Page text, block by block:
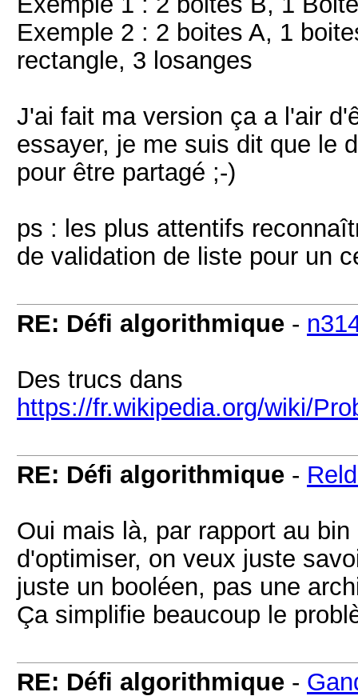
Exemple 2 : 2 boites A, 1
rectangle, 3 losanges
J'ai fait ma version ça a l'air
essayer, je me suis dit que le
pour être partagé ;-)
ps : les plus attentifs
de validation de liste pour un
RE: Défi algorithmique -
Des trucs dans
https://fr.wikipedia.org/wiki/
RE: Défi algorithmique -
Oui mais là, par rapport au
d'optimiser, on veux juste
juste un booléen, pas une
Ça simplifie beaucoup le
RE: Défi algorithmique -